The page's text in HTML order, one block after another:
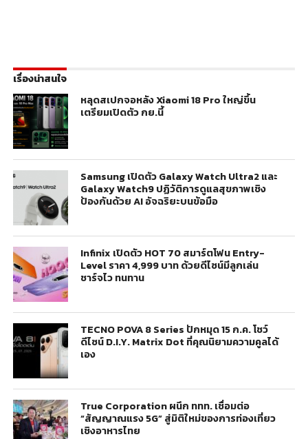
เรื่องน่าสนใจ
หลุดสเปกจอหลัง Xiaomi 18 Pro ใหญ่ขึ้น
เตรียมเปิดตัว กย.นี้
Samsung เปิดตัว Galaxy Watch Ultra2 และ
Galaxy Watch9 ปฏิวัติการดูแลสุขภาพเชิง
ป้องกันด้วย AI อัจฉริยะบนข้อมือ
Infinix เปิดตัว HOT 70 สมาร์ตโฟน Entry-
Level ราคา 4,999 บาท ด้วยดีไซน์มีลูกเล่น
ชาร์จไว ทนทาน
TECNO POVA 8 Series ปักหมุด 15 ก.ค. โชว์
ดีไซน์ D.I.Y. Matrix Dot ที่คุณนิยามความคูลได้
เอง
True Corporation ผนึก ททท. เชื่อมต่อ
“สัญญาณแรง 5G” สู่มิติใหม่ของการท่องเที่ยว
เชิงอาหารไทย